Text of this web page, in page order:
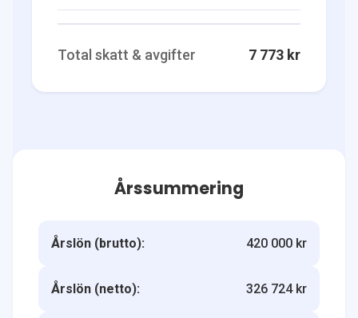
Total skatt & avgifter 7 773 kr
Årssummering
Årslön (brutto): 420 000 kr
Årslön (netto): 326 724 kr